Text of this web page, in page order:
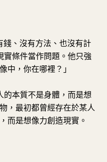
、沒有方法、也沒有計
條件當作問題。他只強
中，你在哪裡？」
本質不是身體，而是想
，最初都曾經存在於某人
而是想像力創造現實。